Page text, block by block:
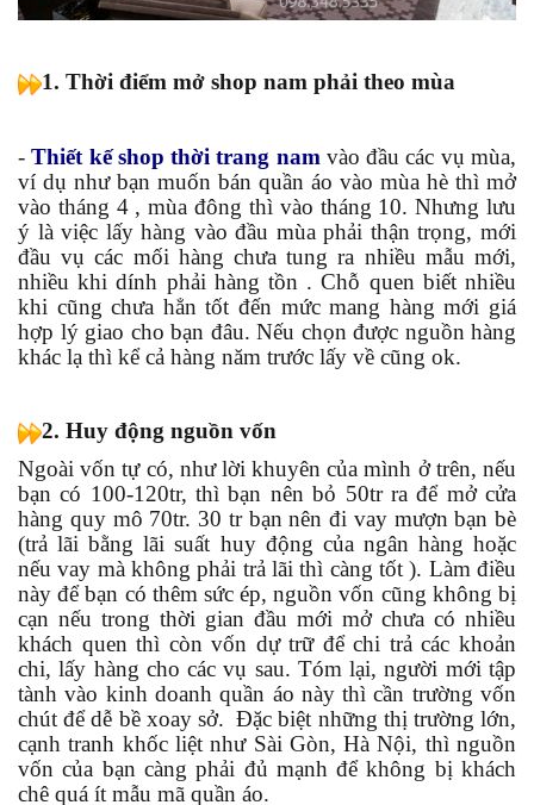
1. Thời điểm mở shop nam phải theo mùa
-Thiết kế shop thời trang namvào đầu các vụ mùa,
ví dụ như bạn muốn bán quần áo vào mùa hè thì mở
vào tháng 4 , mùa đông thì vào tháng 10. Nhưng lưu
ý là việc lấy hàng vào đầu mùa phải thận trọng, mới
đầu vụ các mối hàng chưa tung ra nhiều mẫu mới,
nhiều khi dính phải hàng tồn . Chỗ quen biết nhiều
khi cũng chưa hẳn tốt đến mức mang hàng mới giá
hợp lý giao cho bạn đâu. Nếu chọn được nguồn hàng
khác lạ thì kể cả hàng năm trước lấy về cũng ok.
2. Huy động nguồn vốn
Ngoài vốn tự có, như lời khuyên của mình ở trên, nếu
bạn có 100-120tr, thì bạn nên bỏ 50tr ra để mở cửa
hàng quy mô 70tr. 30 tr bạn nên đi vay mượn bạn bè
(trả lãi bằng lãi suất huy động của ngân hàng hoặc
nếu vay mà không phải trả lãi thì càng tốt ). Làm điều
này để bạn có thêm sức ép, nguồn vốn cũng không bị
cạn nếu trong thời gian đầu mới mở chưa có nhiều
khách quen thì còn vốn dự trữ để chi trả các khoản
chi, lấy hàng cho các vụ sau. Tóm lại, người mới tập
tành vào kinh doanh quần áo này thì cần trường vốn
chút để dễ bề xoay sở. Đặc biệt những thị trường lớn,
cạnh tranh khốc liệt như Sài Gòn, Hà Nội, thì nguồn
vốn của bạn càng phải đủ mạnh để không bị khách
chê quá ít mẫu mã quần áo.